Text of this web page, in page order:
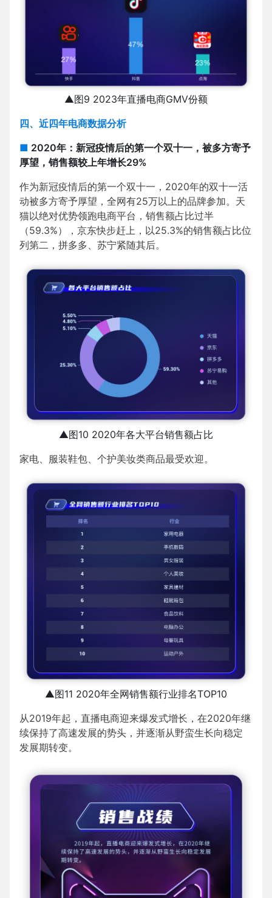
▲图9 2023年直播电商GMV份额
四、近四年电商数据分析
■ 2020年：新冠疫情后的第一个双十一，被多方寄予
厚望，销售额较上年增长29%
作为新冠疫情后的第一个双十一，2020年的双十一活
动被多方寄予厚望，全网有25万以上的品牌参加。天
猫以绝对优势领跑电商平台，销售额占比过半
（59.3%），京东快步赶上，以25.3%的销售额占比位
列第二，拼多多、苏宁紧随其后。
▲图10 2020年各大平台销售额占比
家电、服装鞋包、个护美妆类商品最受欢迎。
▲图11 2020年全网销售额行业排名TOP10
从2019年起，直播电商迎来爆发式增长，在2020年继
续保持了高速发展的势头，并逐渐从野蛮生长向稳定
发展期转变。